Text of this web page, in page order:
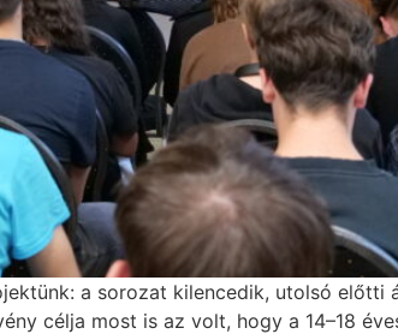
a sorozat kilencedik, utolsó előtti
célja most is az volt, hogy a 14–18